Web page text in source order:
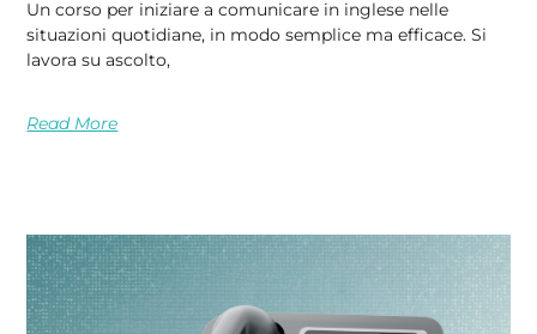
Un corso per iniziare a comunicare in inglese nelle
situazioni quotidiane, in modo semplice ma efficace. Si
lavora su ascolto,
Read More